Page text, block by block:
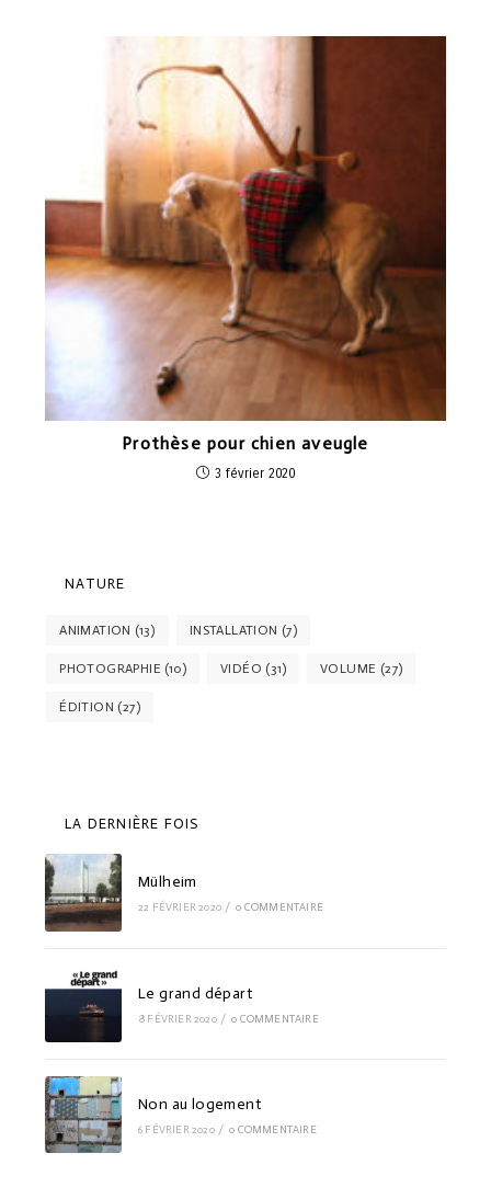
Prothèse pour chien aveugle
3 février 2020
NATURE
ANIMATION (13) INSTALLATION (7)
PHOTOGRAPHIE (10) VIDÉO (31) VOLUME (27)
ÉDITION (27)
LA DERNIÈRE FOIS
Mülheim
22 FÉVRIER 2020 / 0 COMMENTAIRE
Le grand départ
8 FÉVRIER 2020 / 0 COMMENTAIRE
Non au logement
6 FÉVRIER 2020 / 0 COMMENTAIRE